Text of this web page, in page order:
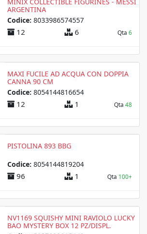
ARGENTINA
Codice: 8033986574557
12 6 Qta 6
MAXI FUCILE AD ACQUA CON DOPPIA
CANNA 90 CM
Codice: 8054144816654
12 1 Qta 48
PISTOLINA 893 BBG
Codice: 8054144819204
96 1 Qta 100+
NV1169 SQUISHY MINI RAVIOLO LUCKY
BAO MYSTERY BOX 12 PZ/DISPL.